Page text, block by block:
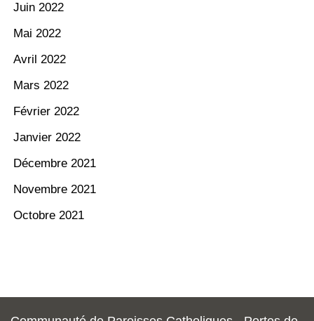
Juin 2022
Mai 2022
Avril 2022
Mars 2022
Février 2022
Janvier 2022
Décembre 2021
Novembre 2021
Octobre 2021